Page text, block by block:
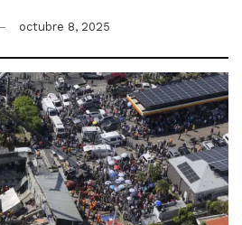
octubre 8, 2025